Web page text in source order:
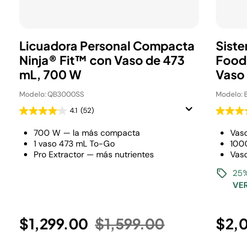
Licuadora Personal Compacta
Ninja® Fit™ con Vaso de 473
mL, 700 W
Modelo: QB3000SS
4.1 (52)
700 W — la más compacta
1 vaso 473 mL To-Go
Pro Extractor — más nutrientes
$1,299.00 Precio reducido de
$1,599.00a
Vaso
Modelo: